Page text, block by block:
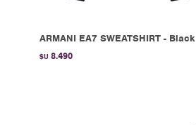
ARMANI EA7 SWEATSHIRT - Black
$U 8.490